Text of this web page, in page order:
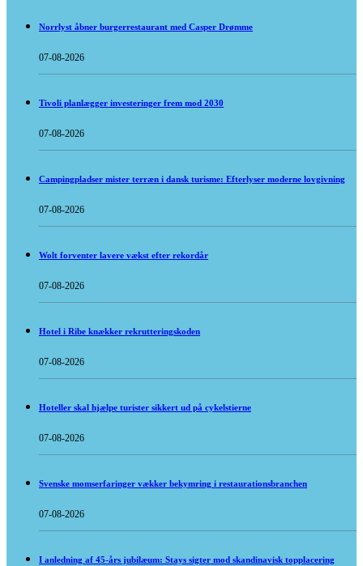
Norrlyst åbner burgerrestaurant med Casper Drømme
07-08-2026
Tivoli planlægger investeringer frem mod 2030
07-08-2026
Campingpladser mister terræn i dansk turisme: Efterlyser moderne lovgivning
07-08-2026
Wolt forventer lavere vækst efter rekordår
07-08-2026
Hotel i Ribe knækker rekrutteringskoden
07-08-2026
Hoteller skal hjælpe turister sikkert ud på cykelstierne
07-08-2026
Svenske momserfaringer vækker bekymring i restaurationsbranchen
07-08-2026
I anledning af 45-års jubilæum: Stays sigter mod skandinavisk topplacering